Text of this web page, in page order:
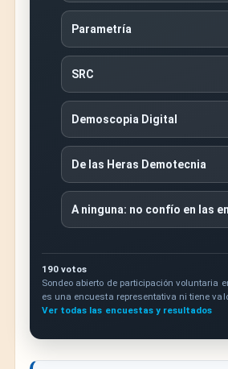
Parametría
SRC
Demoscopia Digital
De las Heras Demotecnia
A ninguna: no confío en las
190 votos
Sondeo abierto de participación voluntaria
es una encuesta representativa ni tiene
Ver todas las encuestas y resultados